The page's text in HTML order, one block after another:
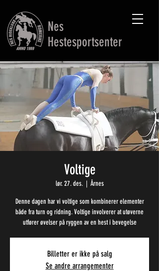
Nes
Hestesportsenter
Voltige
lør. 27. des.
  |
Årnes
Denne dagen har vi voltige som kombinerer elementer
både fra turn og ridning. Voltige involverer at utøverne
utfører øvelser på ryggen av en hest i bevegelse
Billetter er ikke på salg
Se andre arrangementer